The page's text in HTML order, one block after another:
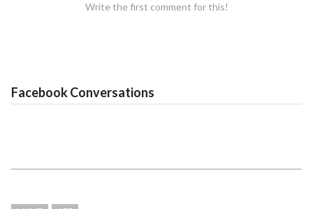
Write the first comment for this!
Facebook Conversations